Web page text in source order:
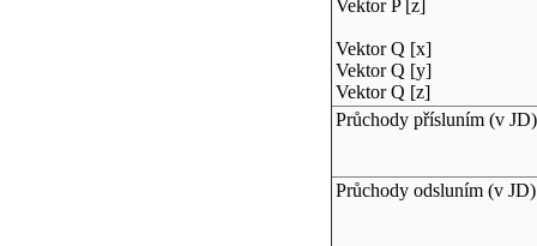
Vektor P [z]
Vektor Q [x]
Vektor Q [y]
Vektor Q [z]
Průchody přísluním (v JD)
Průchody odsluním (v JD)